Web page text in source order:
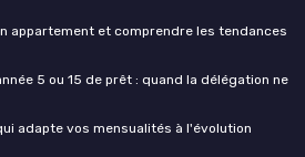
appartement et comprendre les tendances
5 ou 15 de prêt : quand la délégation ne
adapte vos mensualités à l'évolution